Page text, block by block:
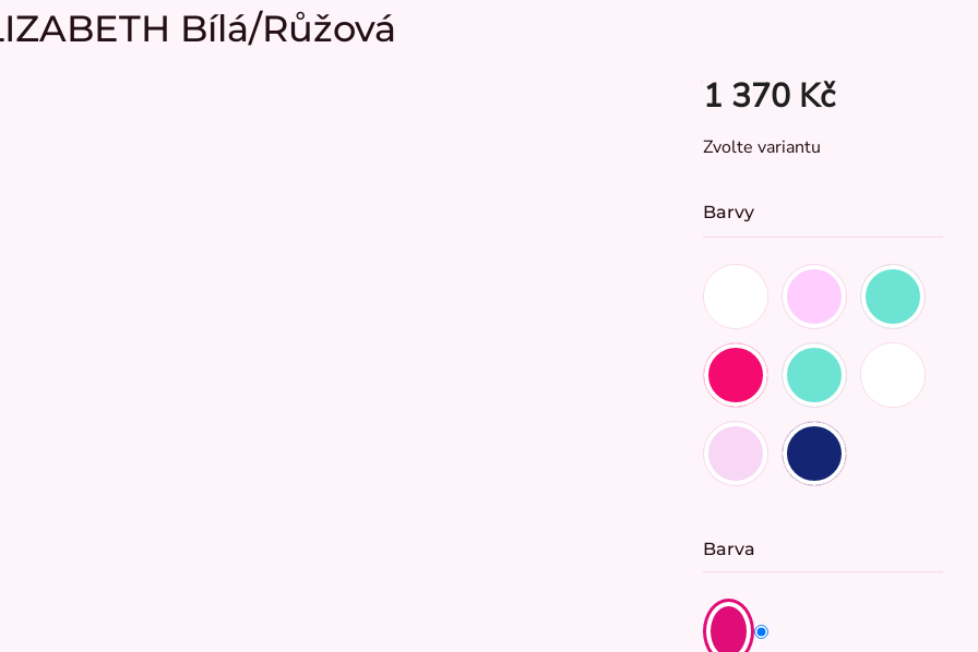
Bílá/Růžová
1 370 Kč
Měrná
Zvolte variantu
Barvy
Barva